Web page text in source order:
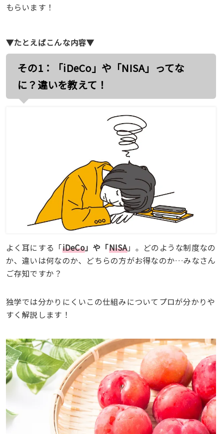
もらいます！
▼たとえばこんな内容▼
その1：「iDeCo」や「NISA」ってな
に？違いを教えて！
よく耳にする「iDeCo」や「NISA」。どのような制度なの
か、違いは何なのか、どちらの方がお得なのか…みなさん
ご存知ですか？
独学では分かりにくいこの仕組みについてプロが分かりや
すく解説します！